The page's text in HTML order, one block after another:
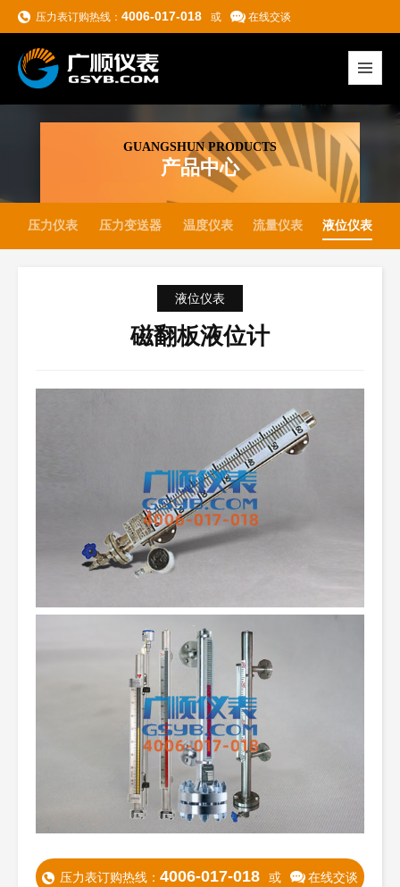
压力表订购热线： 4006-017-018 或 在线交谈
GUANGSHUN PRODUCTS
产品中心
压力仪表 压力变送器 温度仪表 流量仪表 液位仪表
液位仪表
磁翻板液位计
压力表订购热线： 4006-017-018 或 在线交谈